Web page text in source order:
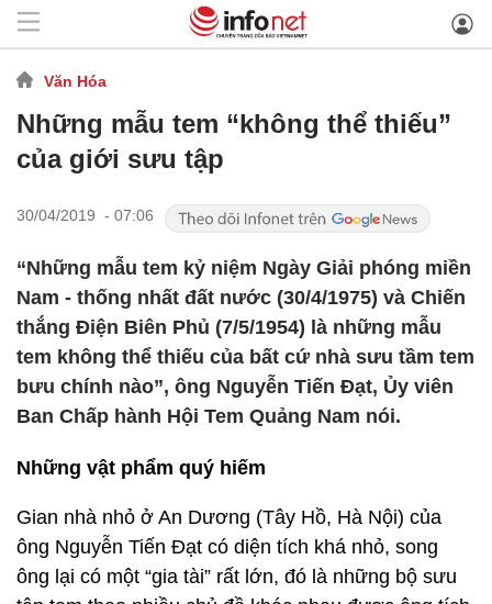
Văn Hóa
Những mẫu tem “không thể thiếu”
của giới sưu tập
30/04/2019 - 07:06
“Những mẫu tem kỷ niệm Ngày Giải phóng miền
Nam - thống nhất đất nước (30/4/1975) và Chiến
thắng Điện Biên Phủ (7/5/1954) là những mẫu
tem không thể thiếu của bất cứ nhà sưu tầm tem
bưu chính nào”, ông Nguyễn Tiến Đạt, Ủy viên
Ban Chấp hành Hội Tem Quảng Nam nói.
Những vật phẩm quý hiếm
Gian nhà nhỏ ở An Dương (Tây Hồ, Hà Nội) của
ông Nguyễn Tiến Đạt có diện tích khá nhỏ, song
ông lại có một “gia tài” rất lớn, đó là những bộ sưu